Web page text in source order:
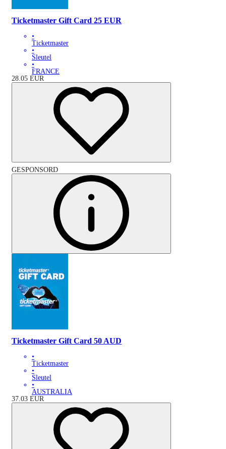
Ticketmaster Gift Card 25 EUR
•
Ticketmaster
•
Sleutel
•
FRANCE
28.05 EUR
GESPONSORD
Ticketmaster Gift Card 50 AUD
•
Ticketmaster
•
Sleutel
•
AUSTRALIA
37.03 EUR